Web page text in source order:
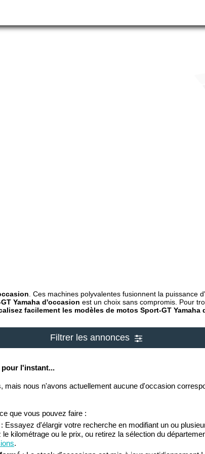
. Ces machines polyvalentes fusionnent la
Yamaha d'occasion est un choix sans compromis. Pour
facilement les modèles de motos Sport-GT
Filtrer les annonces
pour l'instant...
mais nous n'avons actuellement aucune d'occasion
que vous pouvez faire :
: Essayez d'élargir votre recherche en modifiant un ou
kilométrage ou le prix, ou retirez la sélection du
.